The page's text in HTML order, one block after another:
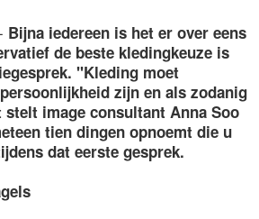
Bijna iedereen is het er over eens
de beste kledingkeuze is
"Kleding moet
zijn en als zodanig
image consultant Anna Soo
tien dingen opnoemt die u
dat eerste gesprek.